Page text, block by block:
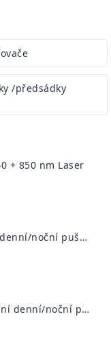
/předsádky
+ 850 nm Laser
Night Pearl FELIS Digitální denní/noční puškohled
Night Pearl FELIS LE Digitální denní/noční puškohled